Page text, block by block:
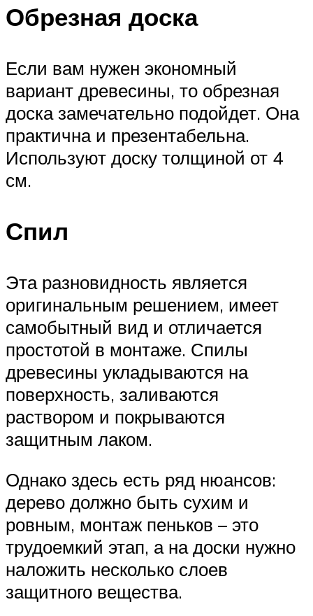
Обрезная доска
Если вам нужен экономный
вариант древесины, то обрезная
доска замечательно подойдет. Она
практична и презентабельна.
Используют доску толщиной от 4
см.
Спил
Эта разновидность является
оригинальным решением, имеет
самобытный вид и отличается
простотой в монтаже. Спилы
древесины укладываются на
поверхность, заливаются
раствором и покрываются
защитным лаком.
Однако здесь есть ряд нюансов:
дерево должно быть сухим и
ровным, монтаж пеньков – это
трудоемкий этап, а на доски нужно
наложить несколько слоев
защитного вещества.